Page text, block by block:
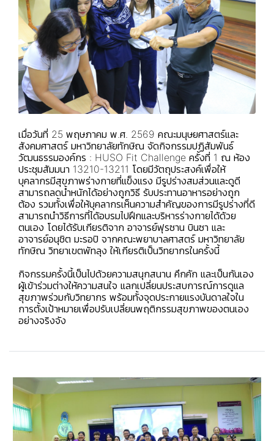
เมื่อวันที่ 25 พฤษภาคม พ.ศ. 2569 คณะมนุษยศาสตร์และ
สังคมศาสตร์ มหาวิทยาลัยทักษิณ จัดกิจกรรมปฏิสัมพันธ์
วัฒนธรรมองค์กร : HUSO Fit Challenge ครั้งที่ 1 ณ ห้อง
ประชุมสัมมนา 13210-13211 โดยมีวัตถุประสงค์เพื่อให้
บุคลากรมีสุขภาพร่างกายที่แข็งแรง มีรูปร่างสมส่วนและดูดี
สามารถลดน้ำหนักได้อย่างถูกวิธี รับประทานอาหารอย่างถูก
ต้อง รวมทั้งเพื่อให้บุคลากรเห็นความสำคัญของการมีรูปร่างที่ดี
สามารถนำวิธีการที่ได้อบรมไปฝึกและบริหารร่างกายได้ด้วย
ตนเอง โดยได้รับเกียรติจาก อาจารย์ฟุรซาน บินซา และ
อาจารย์อนุชิต มะรอปิ จากคณะพยาบาลศาสตร์ มหาวิทยาลัย
ทักษิณ วิทยาเขตพัทลุง ให้เกียรติเป็นวิทยากรในครั้งนี้
กิจกรรมครั้งนี้เป็นไปด้วยความสนุกสนาน คึกคัก และเป็นกันเอง
ผู้เข้าร่วมต่างให้ความสนใจ แลกเปลี่ยนประสบการณ์การดูแล
สุขภาพร่วมกับวิทยากร พร้อมทั้งจุดประกายแรงบันดาลใจใน
การตั้งเป้าหมายเพื่อปรับเปลี่ยนพฤติกรรมสุขภาพของตนเอง
อย่างจริงจัง